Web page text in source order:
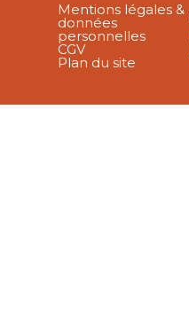
Mentions légales &
données
personnelles
CGV
Plan du site